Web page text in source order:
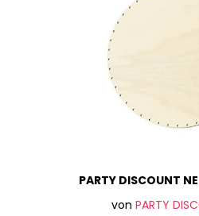
von PARTY